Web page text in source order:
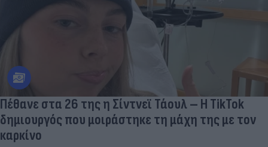
Πέθανε στα 26 της η Σίντνεϊ Τάουλ – Η TikTok
δημιουργός που μοιράστηκε τη μάχη της με τον
καρκίνο